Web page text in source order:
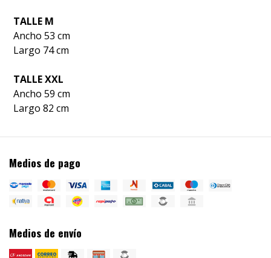
TALLE M
Ancho 53 cm
Largo 74 cm
TALLE XXL
Ancho 59 cm
Largo 82 cm
Medios de pago
Medios de envío